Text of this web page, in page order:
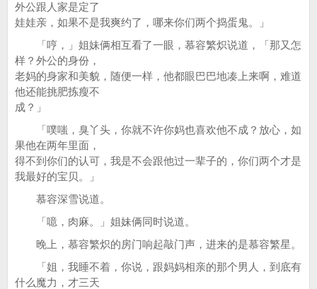
外公跟人家是定了
娃娃亲，如果不是我爽约了，哪来你们两个捣蛋鬼。」
「哼，」姐妹俩相互看了一眼，慕容繁炽说道，「那又怎
样？外公的身份，
老妈的身家和美貌，随便一样，他都眼巴巴地凑上来啊，难道
他还能挑肥拣瘦不
成？」
「噗嗤，臭丫头，你就不许你妈也喜欢他不成？放心，如
果他在两年里面，
得不到你们的认可，我是不会跟他过一辈子的，你们两个才是
我最好的宝贝。」
慕容深雪说道。
「噫，肉麻。」姐妹俩同时说道。
晚上，慕容繁炽的房门响起敲门声，进来的是慕容繁星。
「姐，我睡不着，你说，跟妈妈相亲的那个男人，到底有
什么魔力，才三天